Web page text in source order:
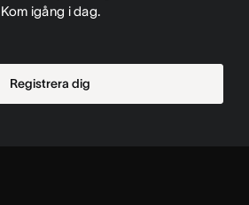
Kom igång i dag.
Registrera dig